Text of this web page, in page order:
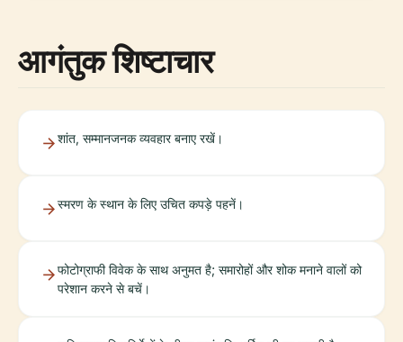
आगंतुक शिष्टाचार
शांत, सम्मानजनक व्यवहार बनाए रखें।
स्मरण के स्थान के लिए उचित कपड़े पहनें।
फोटोग्राफी विवेक के साथ अनुमत है; समारोहों और शोक मनाने वालों को
परेशान करने से बचें।